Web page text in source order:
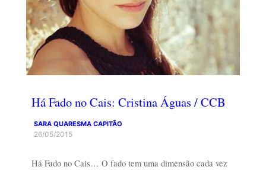
Há Fado no Cais: Cristina Águas / CCB
SARA QUARESMA CAPITÃO
26/05/2015
Há Fado no Cais… O fado tem uma dimensão cada vez